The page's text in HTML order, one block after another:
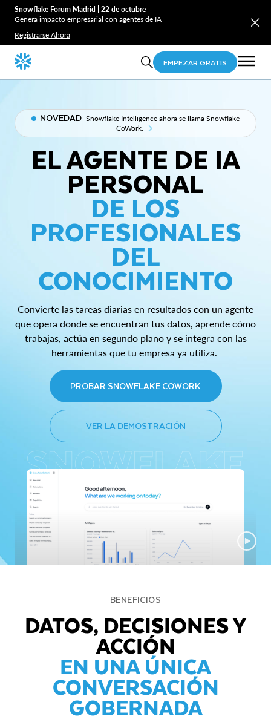
Snowflake Forum Madrid | 22 de octubre
Genera impacto empresarial con agentes de IA
Registrarse Ahora
EMPEZAR GRATIS
NOVEDAD Snowflake Intelligence ahora se llama Snowflake
CoWork.
EL AGENTE DE IA
PERSONAL
DE LOS
PROFESIONALES
DEL
CONOCIMIENTO
Convierte las tareas diarias en resultados con un agente
que opera donde se encuentran tus datos, aprende cómo
trabajas, actúa en segundo plano y se integra con las
herramientas que tu empresa ya utiliza.
PROBAR SNOWFLAKE COWORK
VER LA DEMOSTRACIÓN
BENEFICIOS
DATOS, DECISIONES Y
ACCIÓN
EN UNA ÚNICA
CONVERSACIÓN
GOBERNADA